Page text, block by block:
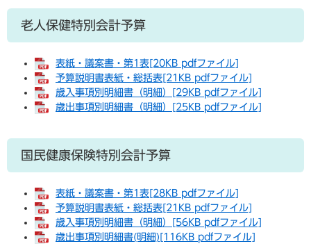
老人保健特別会計予算
表紙・議案書・第1表[20KB pdfファイル]
予算説明書表紙・総括表[21KB pdfファイル]
歳入事項別明細書（明細）[29KB pdfファイル]
歳出事項別明細書（明細）[25KB pdfファイル]
国民健康保険特別会計予算
表紙・議案書・第1表[28KB pdfファイル]
予算説明書表紙・総括表[21KB pdfファイル]
歳入事項別明細書（明細）[56KB pdfファイル]
歳出事項別明細書(明細)[116KB pdfファイル]